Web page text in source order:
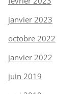
janvier 2023
octobre 2022
janvier 2022
juin 2019